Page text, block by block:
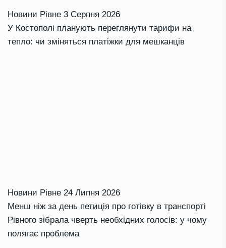
Новини Рівне 3 Серпня 2026
У Костополі планують переглянути тарифи на
тепло: чи зміняться платіжки для мешканців
Новини Рівне 24 Липня 2026
Менш ніж за день петиція про готівку в транспорті
Рівного зібрала чверть необхідних голосів: у чому
полягає проблема